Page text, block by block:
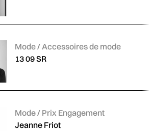
Catégories :
Mode / Accessoires de mode
13 09 SR
Catégories :
Mode / Prix Engagement
Jeanne Friot